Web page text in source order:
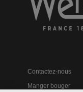
Contactez-nous
Manger bouger